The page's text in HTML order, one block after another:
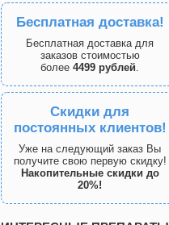
Бесплатная доставка!
Бесплатная доставка для
заказов стоимостью
более 4499 рублей.
Скидки для
постоянных клиентов!
Уже на следующий заказ Вы
получите свою первую скидку!
Накопительные скидки до
20%!